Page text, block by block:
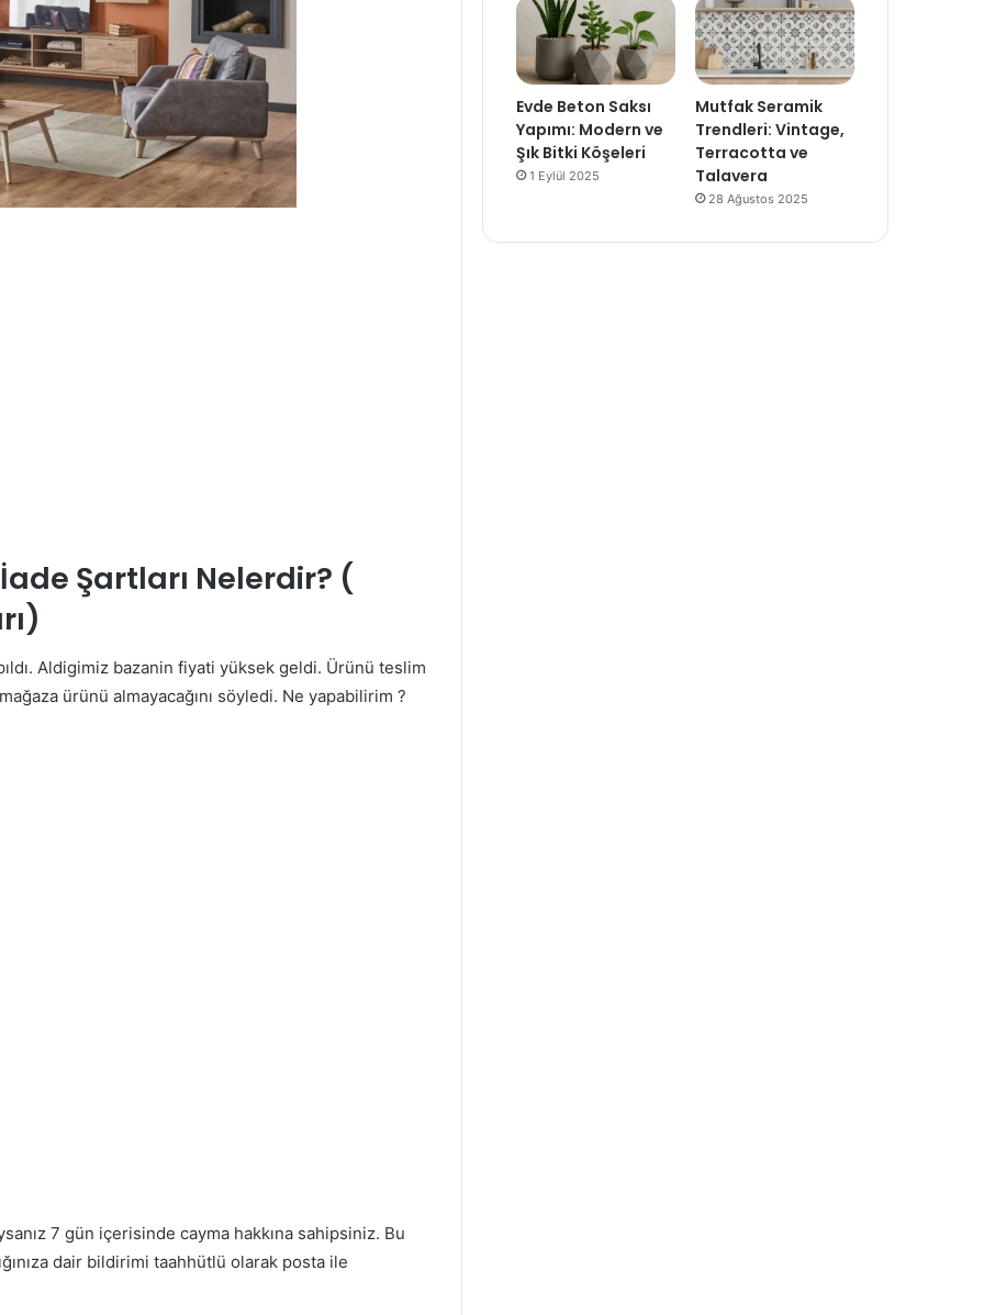
Şartları Nelerdir? (
Aldigimiz bazanin fiyati yüksek geldi. Ürünü teslim
ürünü almayacağını söyledi. Ne yapabilirim ?
7 gün içerisinde cayma hakkına sahipsiniz. Bu
dair bildirimi taahhütlü olarak posta ile
Evde Beton Saksı
Yapımı: Modern ve
Şık Bitki Köşeleri
1 Eylül 2025
Mutfak Seramik
Trendleri: Vintage,
Terracotta ve
Talavera
28 Ağustos 2025